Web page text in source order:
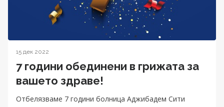
15 дек 2022
7 години обединени в грижата за
вашето здраве!
Отбелязваме 7 години болница Аджибадем Сити